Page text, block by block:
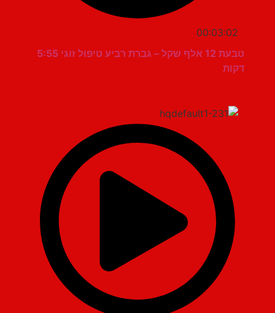
00:03:02
טבעת 12 אלף שקל – גברת רביע טיפול זוגי 5:55